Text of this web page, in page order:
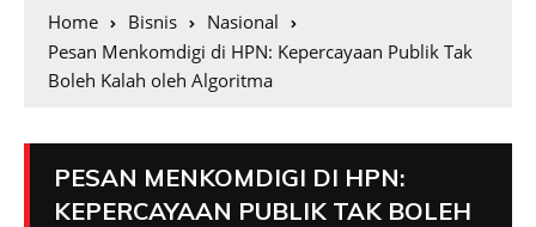
Home Bisnis
Nasional
Pesan Menkomdigi di HPN: Kepercayaan Publik Tak
Boleh Kalah oleh Algoritma
PESAN MENKOMDIGI DI HPN:
KEPERCAYAAN PUBLIK TAK BOLEH